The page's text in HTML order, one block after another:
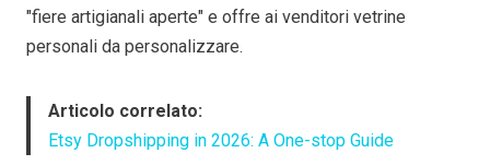
"fiere artigianali aperte" e offre ai venditori vetrine
personali da personalizzare.
Articolo correlato:
Etsy Dropshipping in 2026: A One-stop Guide